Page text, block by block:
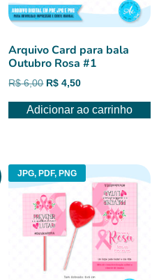
Arquivo Card para bala
Outubro Rosa #1
R$6,00 O
original
R$ 4,50O
atual
Adicionar ao carrinho
JPG, PDF, PNG